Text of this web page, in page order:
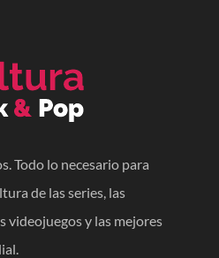
Todo lo necesario para
de las series, las
videojuegos y las mejores